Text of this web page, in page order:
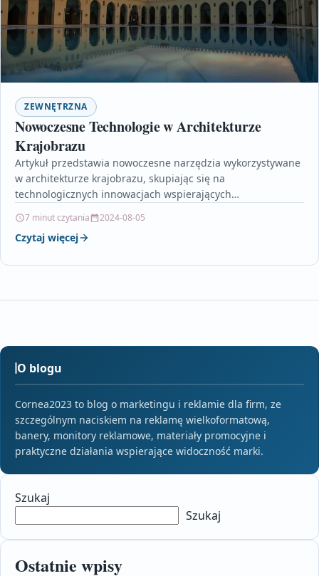
ZEWNĘTRZNA
Nowoczesne Technologie w Architekturze
Krajobrazu
Artykuł przedstawia nowoczesne narzędzia wykorzystywane
w architekturze krajobrazu, skupiając się na
technologicznych innowacjach wspierających
Omawia m.in. zaawansowane programy do…
7 minut czytania 2024-08-05
Czytaj więcej
O blogu
Cornea2023 to blog o marketingu i reklamie dla firm, ze
szczególnym naciskiem na reklamę wielkoformatową,
banery, monitory reklamowe, materiały promocyjne i
praktyczne działania wspierające widoczność marki.
Szukaj
Szukaj
Ostatnie wpisy